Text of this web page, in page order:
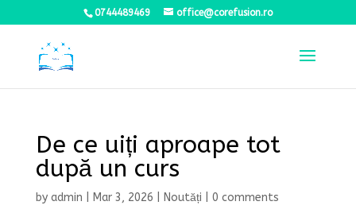
0744489469 office@corefusion.ro
De ce uiți aproape tot
după un curs
by admin Mar 3, 2026 Noutăți 0 comments